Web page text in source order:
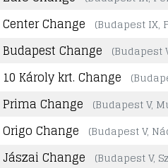
Center Change (Budapest IX,
Budapest Change (Budapest
10 Károly krt. Change
Prima Change (Budapest V,
Origo Change (Budapest V,
Jászai Change (Budapest V,